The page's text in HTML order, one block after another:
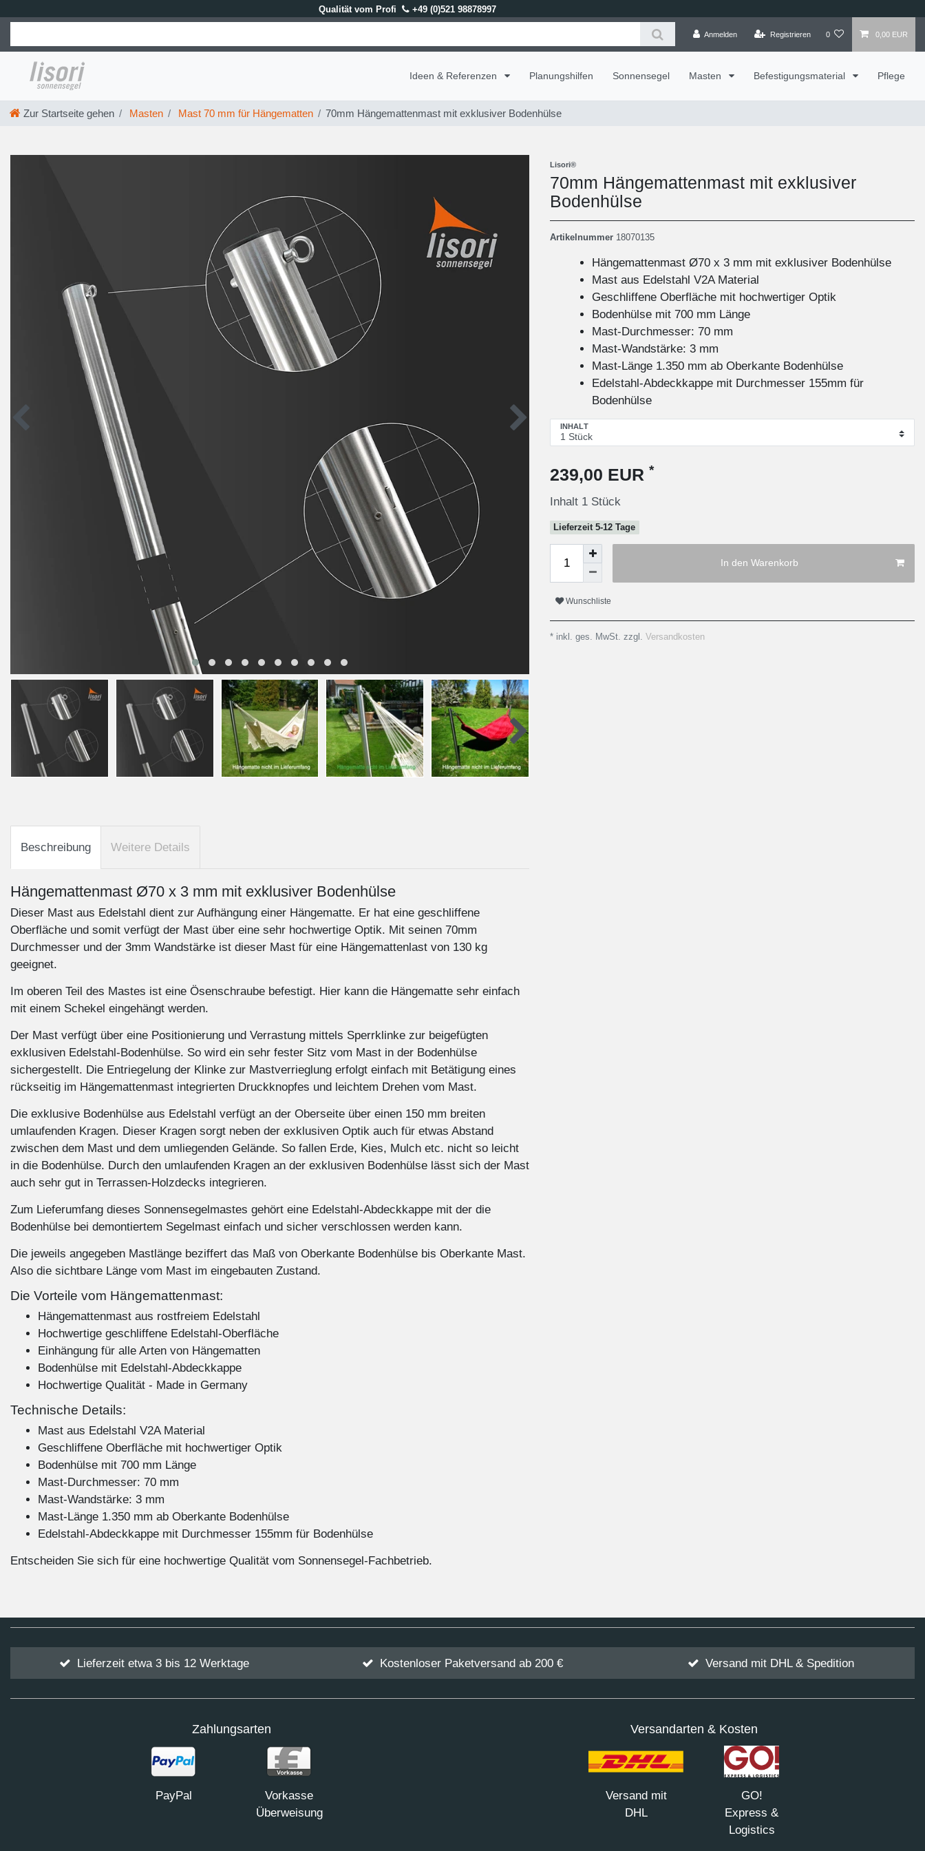
Qualität vom Profi +49 (0)521 98878997
Anmelden Registrieren 0 0,00 EUR
Ideen & Referenzen Planungshilfen Sonnensegel Masten Befestigungsmaterial Pflege
Zur Startseite gehen Masten Mast 70 mm für Hängematten 70mm Hängemattenmast mit exklusiver Bodenhülse
Lisori®
70mm Hängemattenmast mit exklusiver
Bodenhülse
Artikelnummer 18070135
Hängemattenmast Ø70 x 3 mm mit exklusiver Bodenhülse
Mast aus Edelstahl V2A Material
Geschliffene Oberfläche mit hochwertiger Optik
Bodenhülse mit 700 mm Länge
Mast-Durchmesser: 70 mm
Mast-Wandstärke: 3 mm
Mast-Länge 1.350 mm ab Oberkante Bodenhülse
Edelstahl-Abdeckkappe mit Durchmesser 155mm für
Bodenhülse
INHALT
239,00 EUR *
Inhalt 1 Stück
Lieferzeit 5-12 Tage
In den Warenkorb
Wunschliste
* inkl. ges. MwSt. zzgl. Versandkosten
Beschreibung Weitere Details
Hängemattenmast Ø70 x 3 mm mit exklusiver Bodenhülse
Dieser Mast aus Edelstahl dient zur Aufhängung einer Hängematte. Er hat eine geschliffene
Oberfläche und somit verfügt der Mast über eine sehr hochwertige Optik. Mit seinen 70mm
Durchmesser und der 3mm Wandstärke ist dieser Mast für eine Hängemattenlast von 130 kg
geeignet.
Im oberen Teil des Mastes ist eine Ösenschraube befestigt. Hier kann die Hängematte sehr einfach
mit einem Schekel eingehängt werden.
Der Mast verfügt über eine Positionierung und Verrastung mittels Sperrklinke zur beigefügten
exklusiven Edelstahl-Bodenhülse. So wird ein sehr fester Sitz vom Mast in der Bodenhülse
sichergestellt. Die Entriegelung der Klinke zur Mastverrieglung erfolgt einfach mit Betätigung eines
rückseitig im Hängemattenmast integrierten Druckknopfes und leichtem Drehen vom Mast.
Die exklusive Bodenhülse aus Edelstahl verfügt an der Oberseite über einen 150 mm breiten
umlaufenden Kragen. Dieser Kragen sorgt neben der exklusiven Optik auch für etwas Abstand
zwischen dem Mast und dem umliegenden Gelände. So fallen Erde, Kies, Mulch etc. nicht so leicht
in die Bodenhülse. Durch den umlaufenden Kragen an der exklusiven Bodenhülse lässt sich der Mast
auch sehr gut in Terrassen-Holzdecks integrieren.
Zum Lieferumfang dieses Sonnensegelmastes gehört eine Edelstahl-Abdeckkappe mit der die
Bodenhülse bei demontiertem Segelmast einfach und sicher verschlossen werden kann.
Die jeweils angegeben Mastlänge beziffert das Maß von Oberkante Bodenhülse bis Oberkante Mast.
Also die sichtbare Länge vom Mast im eingebauten Zustand.
Die Vorteile vom Hängemattenmast:
Hängemattenmast aus rostfreiem Edelstahl
Hochwertige geschliffene Edelstahl-Oberfläche
Einhängung für alle Arten von Hängematten
Bodenhülse mit Edelstahl-Abdeckkappe
Hochwertige Qualität - Made in Germany
Technische Details:
Mast aus Edelstahl V2A Material
Geschliffene Oberfläche mit hochwertiger Optik
Bodenhülse mit 700 mm Länge
Mast-Durchmesser: 70 mm
Mast-Wandstärke: 3 mm
Mast-Länge 1.350 mm ab Oberkante Bodenhülse
Edelstahl-Abdeckkappe mit Durchmesser 155mm für Bodenhülse
Entscheiden Sie sich für eine hochwertige Qualität vom Sonnensegel-Fachbetrieb.
Lieferzeit etwa 3 bis 12 Werktage Kostenloser Paketversand ab 200 € Versand mit DHL & Spedition
Zahlungsarten
PayPal
Vorkasse
Überweisung
Versandarten & Kosten
Versand mit
DHL
GO!
Express &
Logistics